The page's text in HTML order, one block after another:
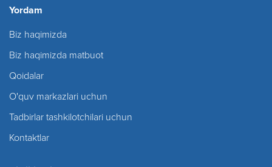
Yordam
Biz haqimizda
Biz haqimizda matbuot
Qoidalar
O'quv markazlari uchun
Tadbirlar tashkilotchilari uchun
Kontaktlar